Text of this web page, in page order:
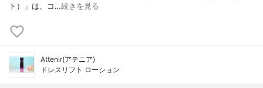
ト）」は、コ…続きを見る
Attenir(アテニア)
ドレスリフト ローション